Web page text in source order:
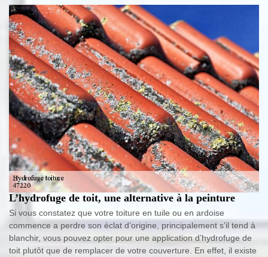
L’hydrofuge de toit, une alternative à la peinture
Si vous constatez que votre toiture en tuile ou en ardoise
commence a perdre son éclat d’origine, principalement s’il tend à
blanchir, vous pouvez opter pour une application d’hydrofuge de
toit plutôt que de remplacer de votre couverture. En effet, il existe